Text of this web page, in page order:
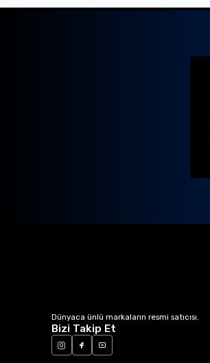
Dünyaca ünlü markaların resmi satıcısı.
Bizi Takip Et